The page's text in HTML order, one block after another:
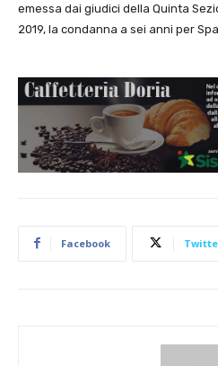
emessa dai giudici della Quinta
2019, la condanna a sei anni per
Facebook